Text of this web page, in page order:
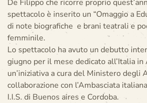
De Filippo che ricorre proprio
spettacolo è inserito un “Omaggio a
di note biografiche e brani teatrali e
femminile.
Lo spettacolo ha avuto un debutto
giugno per il mese dedicato all’Italia in
un’iniziativa a cura del Ministero degli
collaborazione con l’Ambasciata
I.I.S. di Buenos aires e Cordoba.